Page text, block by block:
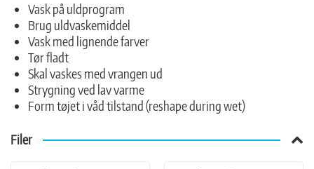
Vask på uldprogram
Brug uldvaskemiddel
Vask med lignende farver
Tør fladt
Skal vaskes med vrangen ud
Strygning ved lav varme
Form tøjet i våd tilstand (reshape during wet)
Filer